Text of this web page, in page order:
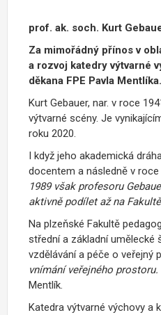
prof. ak. soch. Kurt
Za mimořádný přínos v
a rozvoj katedry výtvarné
děkana FPE Pavla Mentlíka.
Kurt Gebauer, nar. v roce
výtvarné scény. Je
roku 2020.
I když jeho akademická
docentem a následně v
1989 však profesoru
aktivně podílet až na
Na plzeňské Fakultě
střední a základní umělecké
vzdělávání a péče o veřejný
vnímání veřejného
Mentlík.
Katedra výtvarné výchovy a